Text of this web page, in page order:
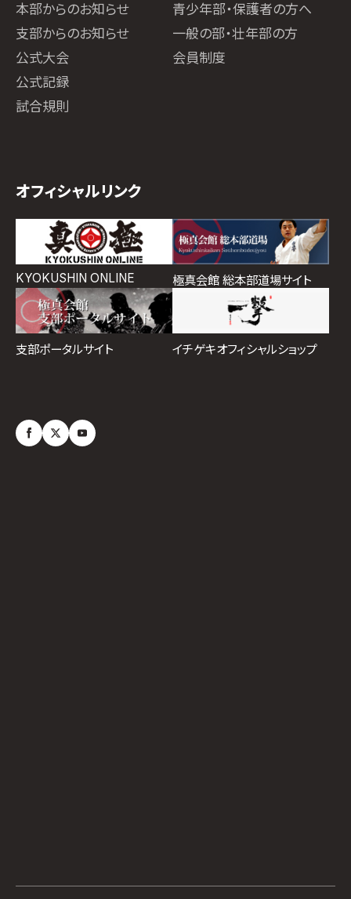
本部からのお知らせ
支部からのお知らせ
公式大会
公式記録
試合規則
青少年部・保護者の方へ
一般の部・壮年部の方
会員制度
オフィシャルリンク
KYOKUSHIN ONLINE 極真会館 総本部道場サイト
支部ポータルサイト イチゲキオフィシャルショップ